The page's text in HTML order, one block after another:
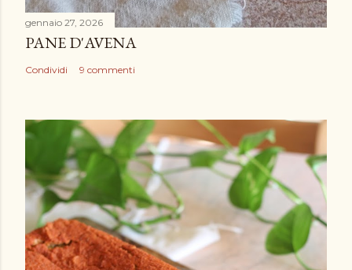
gennaio 27, 2026
PANE D'AVENA
Condividi 9 commenti